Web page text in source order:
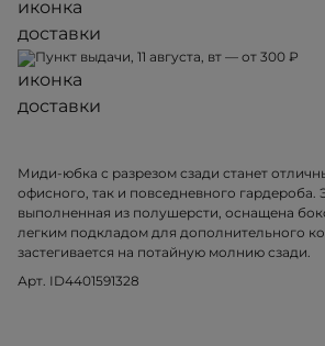
Пункт выдачи, 11 августа, вт — от 300 ₽
Миди-юбка с разрезом сзади станет
офисного, так и повседневного гардероба.
выполненная из полушерсти, оснащена
легким подкладом для дополнительного
застегивается на потайную молнию сзади.
Арт. ID4401591328